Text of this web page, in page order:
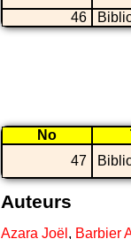
46
No
47
Auteurs
Azara Joël , Barbier